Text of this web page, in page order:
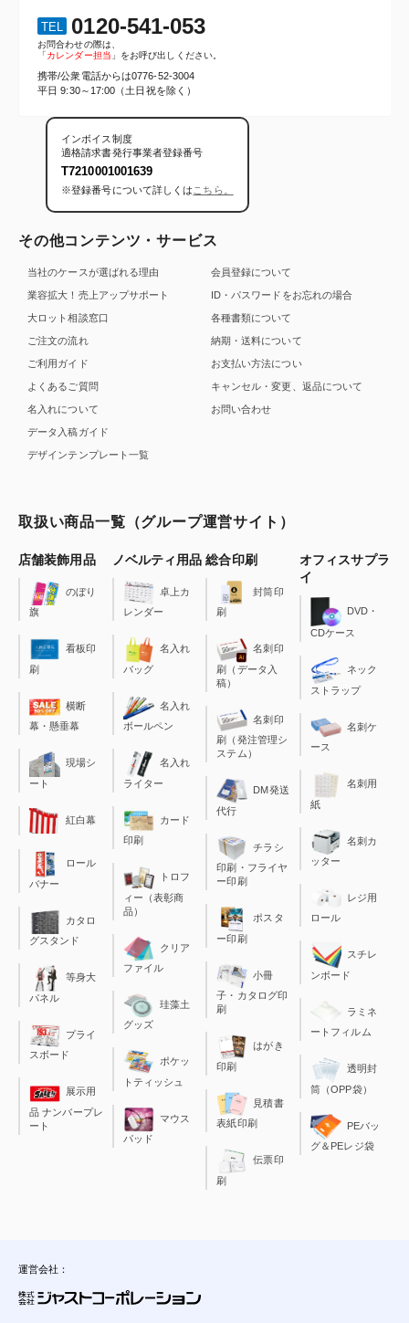
TEL 0120-541-053
お問合わせの際は、
「カレンダー担当 」をお呼び出しください。
携帯/公衆電話からは0776-52-3004
平日 9:30～17:00（土日祝を除く）
インボイス制度
適格請求書発行事業者登録番号
T7210001001639
※登録番号について詳しくは こちら。
その他コンテンツ・サービス
当社のケースが選ばれる理由
業容拡大！売上アップサポート
大ロット相談窓口
ご注文の流れ
ご利用ガイド
よくあるご質問
名入れについて
データ入稿ガイド
デザインテンプレート一覧
会員登録について
ID・パスワードをお忘れの場合
各種書類について
納期・送料について
お支払い方法につい
キャンセル・変更、返品について
お問い合わせ
取扱い商品一覧（グループ運営サイト）
店舗装飾用品
のぼり
旗
看板印
刷
横断
幕・懸垂幕
現場シ
ート
紅白幕
ロール
バナー
カタロ
グスタンド
等身大
パネル
プライ
スボード
展示用
品 ナンバープレ
ート
ノベルティ用品
卓上カ
レンダー
名入れ
バッグ
名入れ
ボールペン
名入れ
ライター
カード
印刷
トロフ
ィー（表彰商
品）
クリア
ファイル
珪藻土
グッズ
ポケッ
トティッシュ
マウス
パッド
総合印刷
封筒印
刷
名刺印
刷（データ入
稿）
名刺印
刷（発注管理シ
ステム）
DM発送
代行
チラシ
印刷・フライヤ
ー印刷
ポスタ
ー印刷
小冊
子・カタログ印
刷
はがき
印刷
見積書
表紙印刷
伝票印
刷
オフィスサプラ
イ
DVD・
CDケース
ネック
ストラップ
名刺ケ
ース
名刺用
紙
名刺カ
ッター
レジ用
ロール
スチレ
ンボード
ラミネ
ートフィルム
透明封
筒（OPP袋）
PEバッ
グ＆PEレジ袋
運営会社：